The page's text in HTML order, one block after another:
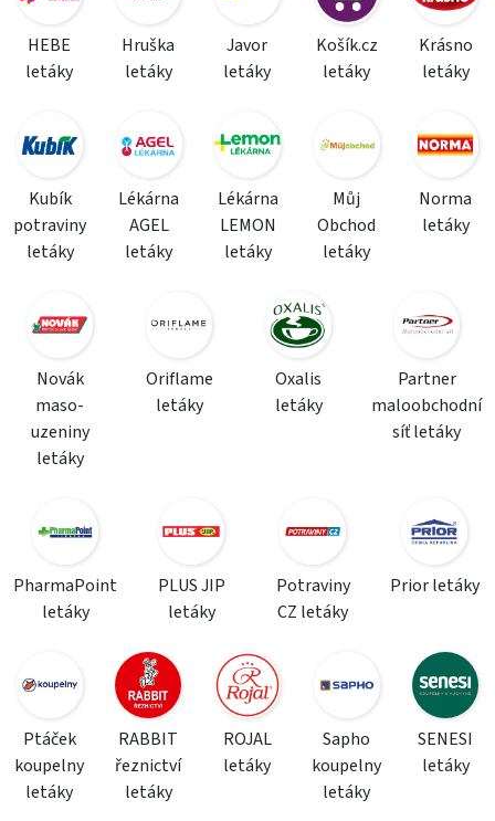
HEBE
letáky
Hruška
letáky
Javor
letáky
Košík.cz
letáky
Krásno
letáky
Kubík
potraviny
letáky
Lékárna
AGEL
letáky
Lékárna
LEMON
letáky
Můj
Obchod
letáky
Norma
letáky
Novák
maso-
uzeniny
letáky
Oriflame
letáky
Oxalis
letáky
Partner
maloobchodní
síť letáky
PharmaPoint
letáky
PLUS JIP
letáky
Potraviny
CZ letáky
Prior letáky
Ptáček
koupelny
letáky
RABBIT
řeznictví
letáky
ROJAL
letáky
Sapho
koupelny
letáky
SENESI
letáky